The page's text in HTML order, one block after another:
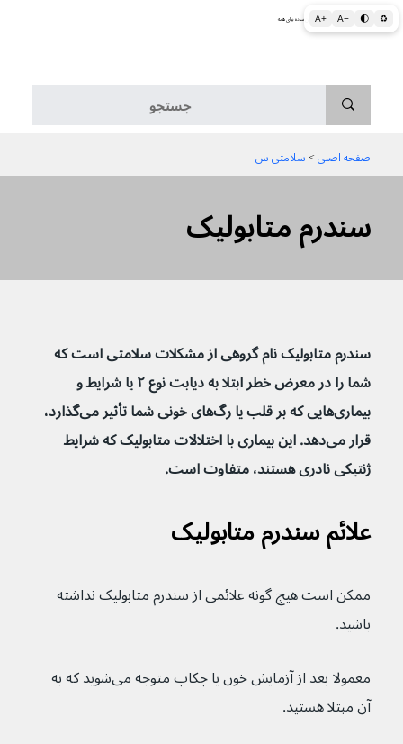
A+ A− 🌓 ♻ اطلاعات پزشکی و بهداشتی به زبان ساده برای همه
سندرم متابولیک
صفحه اصلی > سلامتی س
سندرم متابولیک نام گروهی از مشکلات سلامتی است که
شما را در معرض خطر ابتلا به دیابت نوع ۲ یا شرایط و
بیماری‌هایی که بر قلب یا رگ‌های خونی شما تأثیر می‌گذارد،
قرار می‌دهد. این بیماری با اختلالات متابولیک که شرایط
ژنتیکی نادری هستند، متفاوت است.
علائم سندرم متابولیک
ممکن است هیچ گونه علائمی از سندرم متابولیک نداشته
باشید.
معمولا بعد از آزمایش خون یا چکاپ متوجه می‌شوید که به
آن مبتلا هستید.